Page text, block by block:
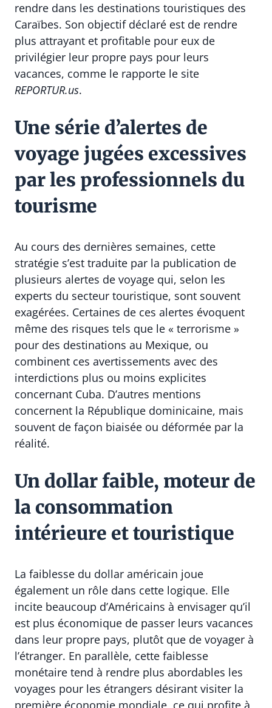
rendre dans les destinations touristiques des
Caraïbes. Son objectif déclaré est de rendre
plus attrayant et profitable pour eux de
privilégier leur propre pays pour leurs
vacances, comme le rapporte le site
REPORTUR.us.
Une série d’alertes de
voyage jugées excessives
par les professionnels du
tourisme
Au cours des dernières semaines, cette
stratégie s’est traduite par la publication de
plusieurs alertes de voyage qui, selon les
experts du secteur touristique, sont souvent
exagérées. Certaines de ces alertes évoquent
même des risques tels que le « terrorisme »
pour des destinations au Mexique, ou
combinent ces avertissements avec des
interdictions plus ou moins explicites
concernant Cuba. D’autres mentions
concernent la République dominicaine, mais
souvent de façon biaisée ou déformée par la
réalité.
Un dollar faible, moteur de
la consommation
intérieure et touristique
La faiblesse du dollar américain joue
également un rôle dans cette logique. Elle
incite beaucoup d’Américains à envisager qu’il
est plus économique de passer leurs vacances
dans leur propre pays, plutôt que de voyager à
l’étranger. En parallèle, cette faiblesse
monétaire tend à rendre plus abordables les
voyages pour les étrangers désirant visiter la
première économie mondiale, ce qui profite à